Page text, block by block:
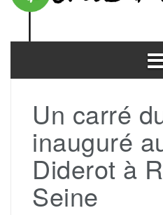
Un carré
inauguré
Diderot à
Seine